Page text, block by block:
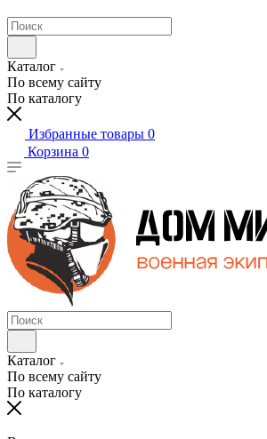
Каталог
По всему сайту
По каталогу
Избранные товары 0
Корзина 0
Каталог
По всему сайту
По каталогу